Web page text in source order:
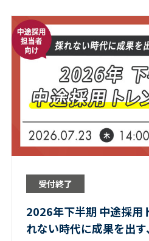
受付終了
2026年下半期 中途採
れない時代に成果を出